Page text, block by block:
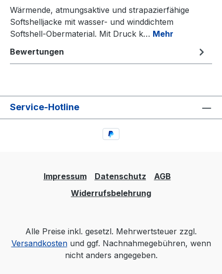
Wärmende, atmungsaktive und strapazierfähige
Softshelljacke mit wasser- und winddichtem
Softshell-Obermaterial. Mit Druck k… Mehr
Bewertungen
Service-Hotline
Impressum Datenschutz
AGB
Widerrufsbelehrung
Alle Preise inkl. gesetzl. Mehrwertsteuer zzgl.
Versandkostenund ggf. Nachnahmegebühren, wenn
nicht anders angegeben.